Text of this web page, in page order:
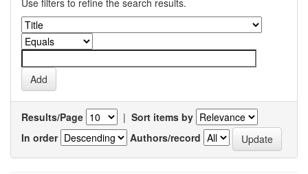
Use filters to refine the search results.
Results/Page | Sort items by
In order
Authors/record